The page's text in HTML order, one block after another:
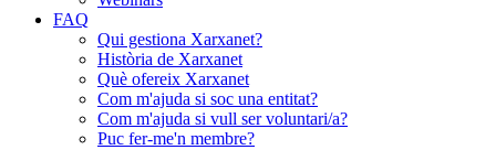
FAQ
Qui gestiona Xarxanet?
Història de Xarxanet
Què ofereix Xarxanet
Com m'ajuda si soc una entitat?
Com m'ajuda si vull ser voluntari/a?
Puc fer-me'n membre?